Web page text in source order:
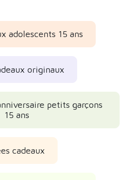
adolescents 15 ans
originaux
petits garçons
15 ans
cadeaux